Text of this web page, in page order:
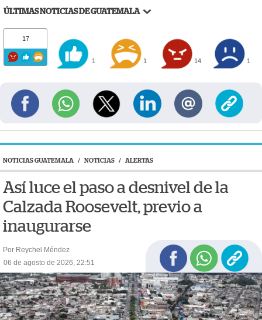
ÚLTIMAS NOTICIAS DE GUATEMALA
17
1 1 14 1
NOTICIAS GUATEMALA / NOTICIAS / ALERTAS
Así luce el paso a desnivel de la
Calzada Roosevelt, previo a
inaugurarse
Por Reychel Méndez
06 de agosto de 2026, 22:51